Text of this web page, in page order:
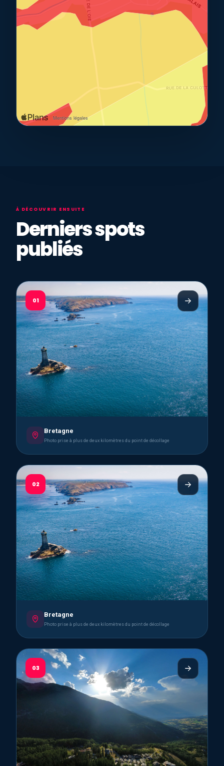
À DÉCOUVRIR ENSUITE
Derniers spots
publiés
01
Bretagne
Photo prise à plus de deux kilomètres du point de décollage
02
Bretagne
Photo prise à plus de deux kilomètres du point de décollage
03